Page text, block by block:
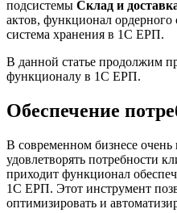
подсистемы Склад и
актов, функционал ордерного
система хранения в 1С ЕРП.
В данной статье продолжим
функционалу в 1С ЕРП.
Обеспечение
В современном бизнесе
удовлетворять потребности
приходит функционал
1С ЕРП. Этот инструмент
оптимизировать и